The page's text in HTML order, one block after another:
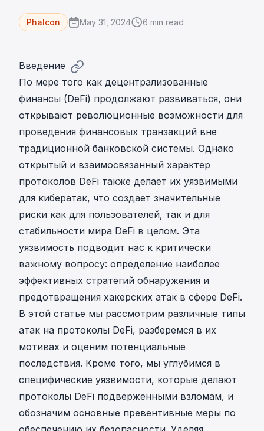
Phalcon May 31, 2024 6 min read
Введение
По мере того как децентрализованные
финансы (DeFi) продолжают развиваться, они
открывают революционные возможности для
проведения финансовых транзакций вне
традиционной банковской системы. Однако
открытый и взаимосвязанный характер
протоколов DeFi также делает их уязвимыми
для кибератак, что создает значительные
риски как для пользователей, так и для
стабильности мира DeFi в целом. Эта
уязвимость подводит нас к критически
важному вопросу: определение наиболее
эффективных стратегий обнаружения и
предотвращения хакерских атак в сфере DeFi.
В этой статье мы рассмотрим различные типы
атак на протоколы DeFi, разберемся в их
мотивах и оценим потенциальные
последствия. Кроме того, мы углубимся в
специфические уязвимости, которые делают
протоколы DeFi подверженными взломам, и
обозначим основные превентивные меры по